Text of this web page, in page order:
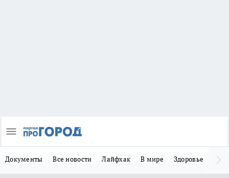
Документы Все новости Лайфхак В мире Здоровье